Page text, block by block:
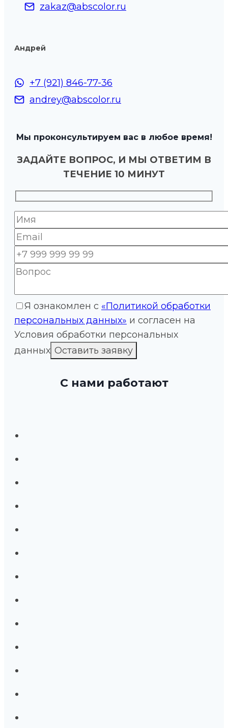
zakaz@abscolor.ru
Андрей
+7 (921) 846-77-36
andrey@abscolor.ru
Мы проконсультируем вас в любое время!
ЗАДАЙТЕ ВОПРОС, И МЫ ОТВЕТИМ В
ТЕЧЕНИЕ 10 МИНУТ
Я ознакомлен с «Политикой обработки
персональных данных» и согласен на
Условия обработки персональных
данных
С нами работают